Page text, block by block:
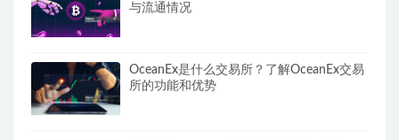
与流通情况
OceanEx是什么交易所？了解OceanEx交易
所的功能和优势